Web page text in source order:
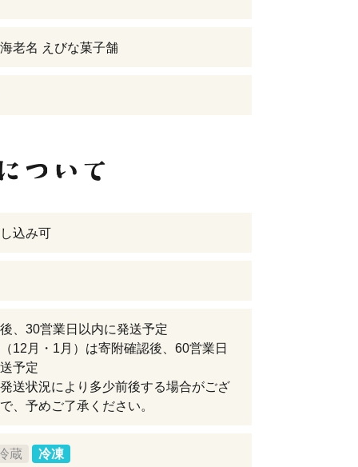
老名 えびな菓子舗
込み可
、30営業日以内に発送予定
12月・1月）は寄附確認後、60営業日
予定
送状況により多少前後する場合がござ
、予めご了承ください。
蔵 冷凍